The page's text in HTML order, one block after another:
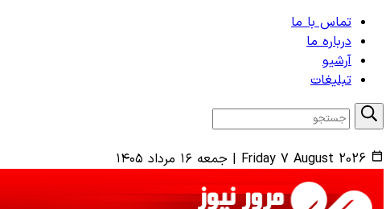
تماس با ما
درباره ما
آرشیو
تبلیغات
Friday 7 August 2026
| جمعه ۱۶ مرداد ۱۴۰۵